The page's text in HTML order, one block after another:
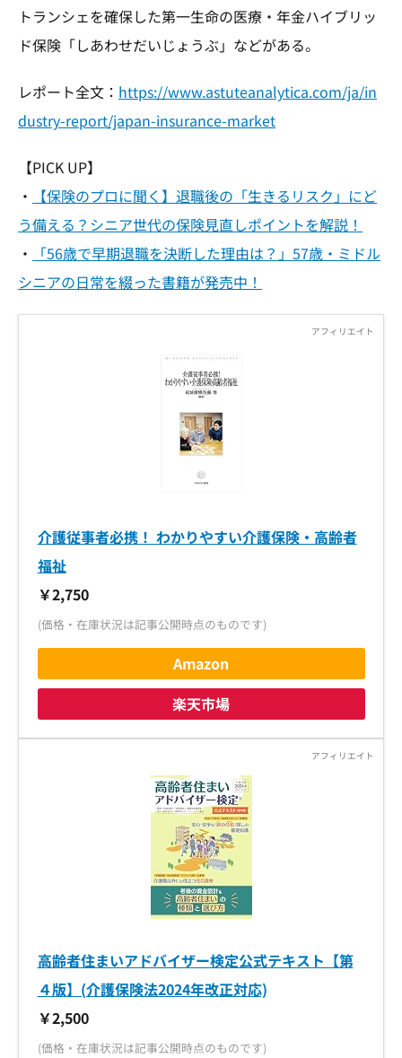
トランシェを確保した第一生命の医療・年金ハイブリッ
ド保険「しあわせだいじょうぶ」などがある。
レポート全文： https://www.astuteanalytica.com/ja/in
dustry-report/japan-insurance-market
【PICK UP】
・
【保険のプロに聞く】退職後の「生きるリスク」にど
う備える？シニア世代の保険見直しポイントを解説！
・
「56歳で早期退職を決断した理由は？」57歳・ミドル
シニアの日常を綴った書籍が発売中！
介護従事者必携！ わかりやすい介護保険・高齢者
福祉
￥2,750
(価格・在庫状況は記事公開時点のものです)
Amazon
楽天市場
高齢者住まいアドバイザー検定公式テキスト【第
４版】(介護保険法2024年改正対応)
￥2,500
(価格・在庫状況は記事公開時点のものです)